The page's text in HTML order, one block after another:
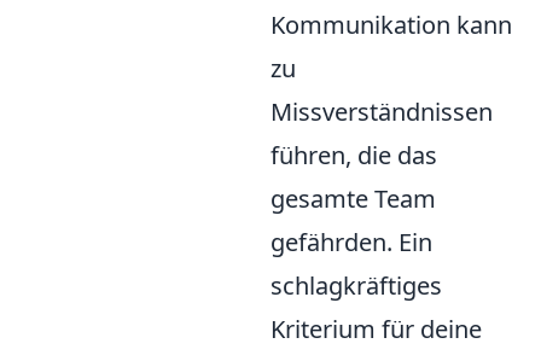
Kommunikation kann
zu
Missverständnissen
führen, die das
gesamte Team
gefährden. Ein
schlagkräftiges
Kriterium für deine